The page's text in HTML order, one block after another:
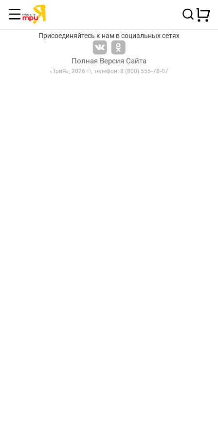
Присоединяйтесь к нам в социальных сетях
Полная Версия Сайта
«ТриЯ», 2026 ©, телефон: 8 (800) 555-78-07